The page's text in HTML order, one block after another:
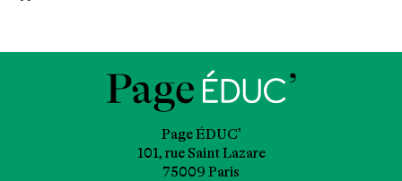
Page ÉDUC’
101, rue Saint Lazare
75009 Paris